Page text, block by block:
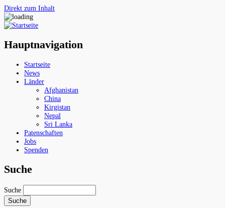
Direkt zum Inhalt
Hauptnavigation
Startseite
News
Länder
Afghanistan
China
Kirgistan
Nepal
Sri Lanka
Patenschaften
Jobs
Spenden
Suche
Suche